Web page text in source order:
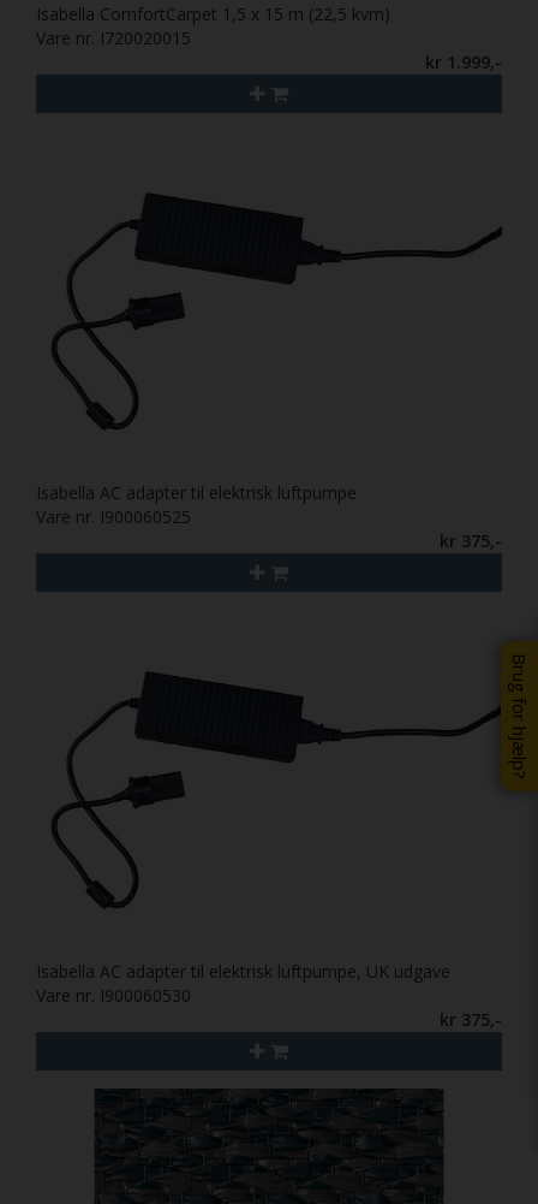
Brug for hjælp?
Isabella ComfortCarpet 1,5 x 15 m (22,5 kvm)
Vare nr. I720020015
kr 1.999,-
Isabella AC adapter til elektrisk luftpumpe
Vare nr. I900060525
kr 375,-
Isabella AC adapter til elektrisk luftpumpe, UK udgave
Vare nr. I900060530
kr 375,-